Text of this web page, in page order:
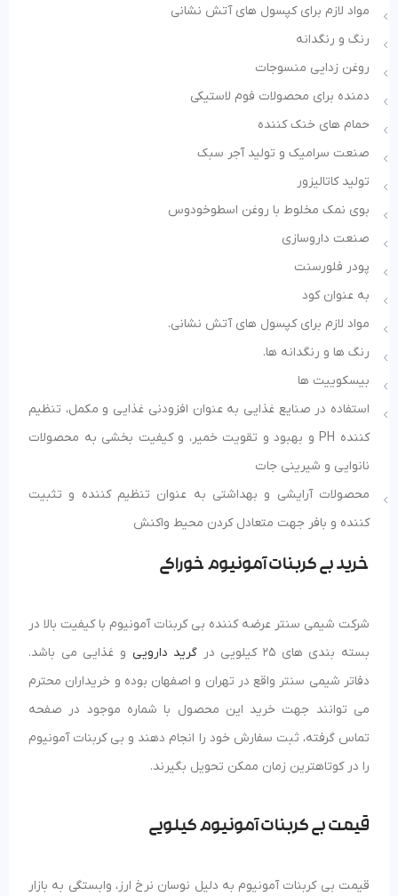
مواد لازم برای کپسول های آتش نشانی
رنگ و رنگدانه
روغن زدایی منسوجات
دمنده برای محصولات فوم لاستیکی
حمام های خنک کننده
صنعت سرامیک و تولید آجر سبک
تولید کاتالیزور
بوی نمک مخلوط با روغن اسطوخودوس
صنعت داروسازی
پودر فلورسنت
به عنوان کود
مواد لازم برای کپسول های آتش نشانی.
رنگ ها و رنگدانه ها.
بیسکوییت ها
استفاده در صنایع غذایی به عنوان افزودنی غذایی و مکمل، تنظیم
کننده PH و بهبود و تقویت خمیر، و کیفیت بخشی به محصولات
نانوایی و شیرینی جات
محصولات آرایشی و بهداشتی به عنوان تنظیم کننده و تثبیت
کننده و بافر جهت متعادل کردن محیط واکنش
خرید بی کربنات آمونیوم خوراکی
شرکت شیمی سنتر عرضه کننده بی کربنات آمونیوم با کیفیت بالا در
بسته بندی های 25 کیلویی در
گرید دارویی و غذایی می باشد.
دفاتر شیمی سنتر واقع در تهران و اصفهان بوده و خریداران محترم
می توانند جهت خرید این محصول با شماره موجود در صفحه
تماس گرفته، ثبت سفارش خود را انجام دهند و بی کربنات آمونیوم
را در کوتاهترین زمان ممکن تحویل بگیرند.
قیمت بی کربنات آمونیوم کیلویی
قیمت بی کربنات آمونیوم به دلیل نوسان نرخ ارز، وابستگی به بازار